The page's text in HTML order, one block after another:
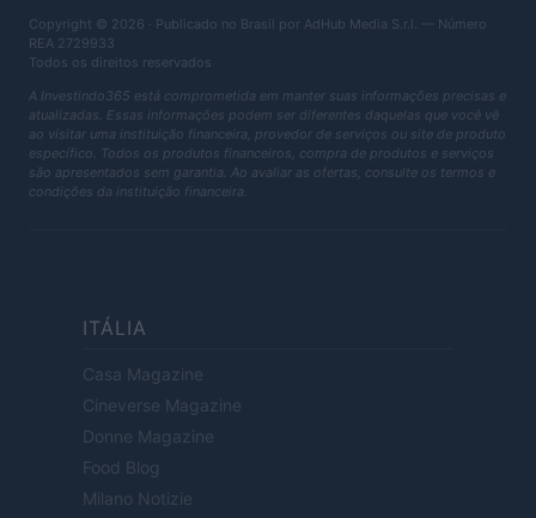
Copyright © 2026 · Publicado no Brasil por AdHub Media S.r.l. — Número
REA 2729933
Todos os direitos reservados
A Investindo365 está comprometida em manter suas informações precisas e
atualizadas. Essas informações podem ser diferentes daquelas que você vê
ao visitar uma instituição financeira, provedor de serviços ou site de produto
específico. Todos os produtos financeiros, compra de produtos e serviços
são apresentados sem garantia. Ao avaliar as ofertas, consulte os termos e
condições da instituição financeira.
ITÁLIA
Casa Magazine
Cineverse Magazine
Donne Magazine
Food Blog
Milano Notizie